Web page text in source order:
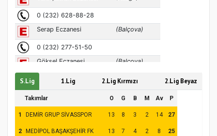
S.Lig 1.Lig 2.Lig Kırmızı 2.Lig Beyaz
Takımlar O G B M Av P
1 DEMİR GRUP SİVASSPOR 13 8 3 2 14 27
2 MEDİPOL BAŞAKŞEHİR FK 13 7 4 2 8 25